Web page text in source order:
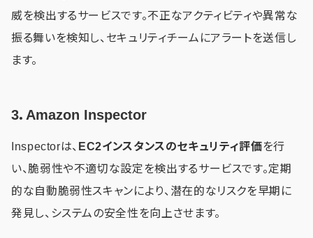
威を検出するサービスです。不正なアクティビティや異常な
振る舞いを検知し、セキュリティチームにアラートを送信し
ます。
3．Amazon Inspector
Inspectorは、 EC2インスタンスのセキュリティ評価を行
い、脆弱性や不適切な設定を検出するサービスです。定期
的な自動脆弱性スキャンにより、潜在的なリスクを早期に
発見し、システムの安全性を向上させます。